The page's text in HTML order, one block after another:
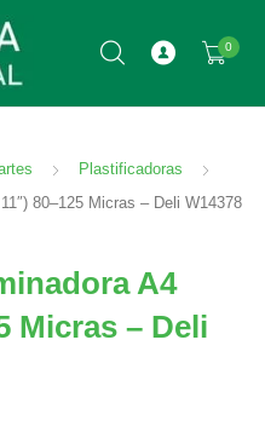
0
Plastificadoras
80–125 Micras – Deli W14378
A4
Micras – Deli